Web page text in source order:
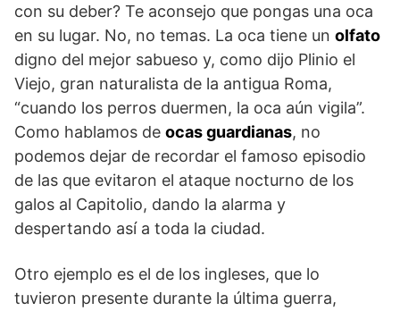
con su deber? Te aconsejo que pongas una oca
en su lugar. No, no temas. La oca tiene un olfato
digno del mejor sabueso y, como dijo Plinio el
Viejo, gran naturalista de la antigua Roma,
“cuando los perros duermen, la oca aún vigila”.
Como hablamos de ocas guardianas, no
podemos dejar de recordar el famoso episodio
de las que evitaron el ataque nocturno de los
galos al Capitolio, dando la alarma y
despertando así a toda la ciudad.
Otro ejemplo es el de los ingleses, que lo
tuvieron presente durante la última guerra,